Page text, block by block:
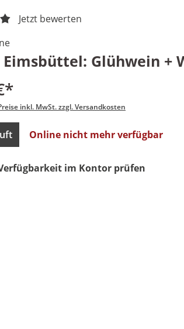
Jetzt bewerten
Glühwein +
inkl. MwSt. zzgl. Versandkosten
Online nicht mehr verfügbar
im Kontor prüfen